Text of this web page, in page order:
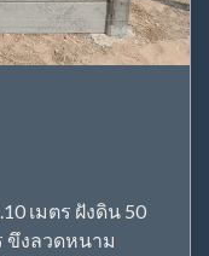
เมตร ฝังดิน 50
ขึงลวดหนาม